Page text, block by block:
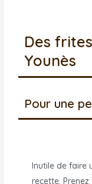
Des
Younès
Pour une
Inutile de faire
recette.